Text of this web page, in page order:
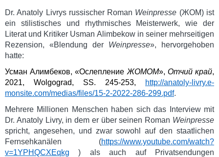
Dr. Anatoly Livrys russischer Roman Weinpresse (ЖОМ) ist
ein stilistisches und rhythmisches Meisterwerk, wie der
Literat und Kritiker Usman Alimbekow in seiner mehrseitigen
Rezension, «Blendung der Weinpresse», hervorgehoben
hatte:
Усман Алимбеков, «Ослепление ЖОМОМ», Отчий край,
2021, Wolgograd, SS. 245-253,
http://anatoly-livry.e-
monsite.com/medias/files/15-2-2022-286-299.pdf.
Mehrere Millionen Menschen haben sich das Interview mit
Dr. Anatoly Livry, in dem er über seinen Roman Weinpresse
spricht, angesehen, und zwar sowohl auf den staatlichen
Fernsehkanälen (https://www.youtube.com/watch?
v=1YPHQCXEqkg ) als auch auf Privatsendungen